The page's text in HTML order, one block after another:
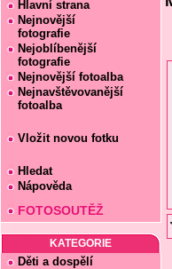
Hlavní strana
Nejnovější
fotografie
Nejoblíbenější
fotografie
Nejnovější fotoalba
Nejnavštěvovanější
fotoalba
Vložit novou fotku
Hledat
Nápověda
FOTOSOUTĚŽ
KATEGORIE
Děti a dospělí